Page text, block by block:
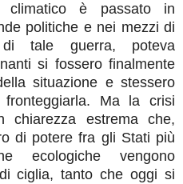
climatico è passato in
politiche e nei mezzi di
di tale guerra, poteva
si fossero finalmente
situazione e stessero
Ma la crisi
chiarezza estrema che,
di potere fra gli Stati più
ecologiche vengono
ciglia, tanto che oggi si